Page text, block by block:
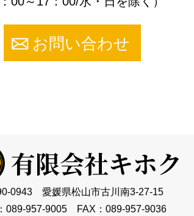
お問い合わせ
0943 愛媛県松山市古川南3-27-15
089-957-9005 FAX：089-957-9036